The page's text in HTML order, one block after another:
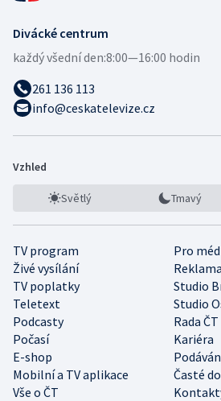
Divácké centrum
každý všední den:8:00—16:00 hodin
261 136 113
info@ceskatelevize.cz
Vzhled
Světlý Tmavý
TV program
Pro
Živé vysílání
Reklama
TV poplatky
Studio
Teletext
Studio
Podcasty
Rada ČT
Počasí
Kariéra
E-shop
Mobilní a TV aplikace
Časté
Vše o ČT